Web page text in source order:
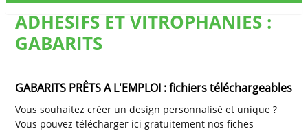
ADHESIFS ET VITROPHANIES :
GABARITS
GABARITS PRÊTS A L'EMPLOI : fichiers téléchargeables
Vous souhaitez créer un design personnalisé et unique ?
Vous pouvez télécharger ici gratuitement nos fiches